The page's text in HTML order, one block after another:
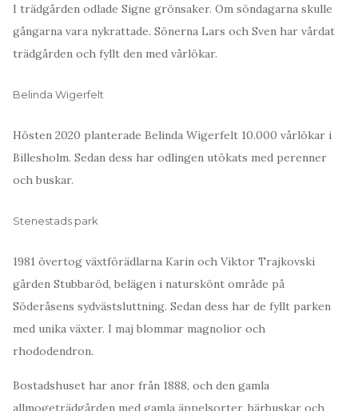
I trädgården odlade Signe grönsaker. Om söndagarna skulle
gångarna vara nykrattade. Sönerna Lars och Sven har vårdat
trädgården och fyllt den med vårlökar.
Belinda Wigerfelt
Hösten 2020 planterade Belinda Wigerfelt 10.000 vårlökar i
Billesholm. Sedan dess har odlingen utökats med perenner
och buskar.
Stenestads park
1981 övertog växtförädlarna Karin och Viktor Trajkovski
gården Stubbaröd, belägen i naturskönt område på
Söderåsens sydvästsluttning. Sedan dess har de fyllt parken
med unika växter. I maj blommar magnolior och
rhododendron.
Bostadshuset har anor från 1888, och den gamla
allmogeträdgården med gamla äppelsorter, bärbuskar och